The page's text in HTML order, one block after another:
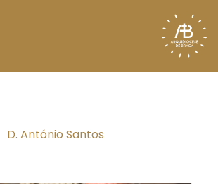
D. António Santos